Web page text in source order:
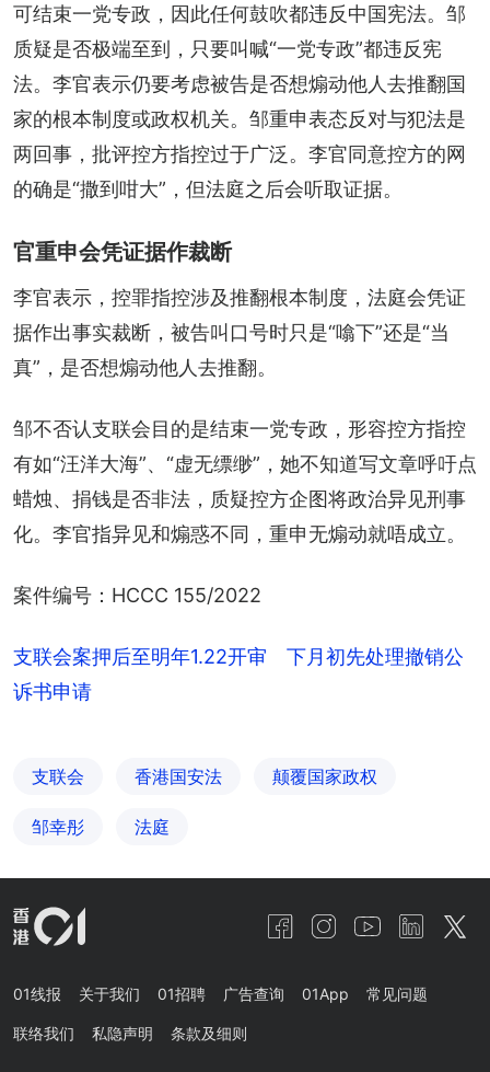
可结束一党专政，因此任何鼓吹都违反中国宪法。邹
质疑是否极端至到，只要叫喊“一党专政”都违反宪
法。李官表示仍要考虑被告是否想煽动他人去推翻国
家的根本制度或政权机关。邹重申表态反对与犯法是
两回事，批评控方指控过于广泛。李官同意控方的网
的确是“撒到咁大”，但法庭之后会听取证据。
官重申会凭证据作裁断
李官表示，控罪指控涉及推翻根本制度，法庭会凭证
据作出事实裁断，被告叫口号时只是“噏下”还是“当
真”，是否想煽动他人去推翻。
邹不否认支联会目的是结束一党专政，形容控方指控
有如“汪洋大海”、“虚无缥缈”，她不知道写文章呼吁点
蜡烛、捐钱是否非法，质疑控方企图将政治异见刑事
化。李官指异见和煽惑不同，重申无煽动就唔成立。
案件编号：HCCC 155/2022
支联会案押后至明年1.22开审 下月初先处理撤销公
诉书申请
支联会 香港国安法 颠覆国家政权
邹幸彤 法庭
01线报 关于我们 01招聘 广告查询 01App 常见问题
联络我们 私隐声明 条款及细则